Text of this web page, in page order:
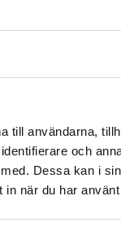
till användarna,
och
Dessa kan i
när du har